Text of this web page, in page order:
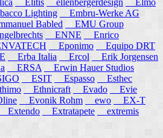
Elitis ellenbergerdesign
Elmo
Lighting
Embru-Werke AG
Babled
EMU Group
ENNE
Enrico
Eponimo
Equipo DRT
Erba Italia Ercol
Erik Jorgensen
ERSA
Erwin Hauer Studios
ESIT Espasso
Esthec
Ethnicraft Evado
Evie
Evonik Rohm ewo
EX-T
Extendo Extratapete
extremis